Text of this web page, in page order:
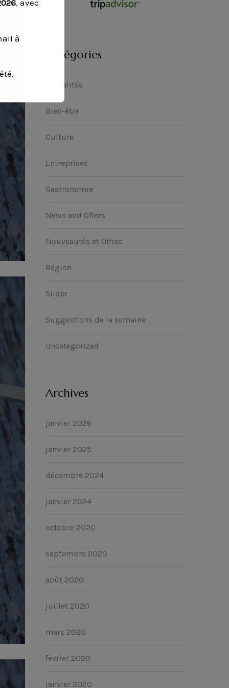
Catégories
Actualités
Bien-être
Culture
Entreprises
Gastronomie
News and Offers
Nouveautés et Offres
Région
Slider
Suggestions de la semaine
Uncategorized
Archives
janvier 2026
janvier 2025
décembre 2024
janvier 2024
octobre 2020
septembre 2020
août 2020
juillet 2020
mars 2020
février 2020
janvier 2020
, avec
à